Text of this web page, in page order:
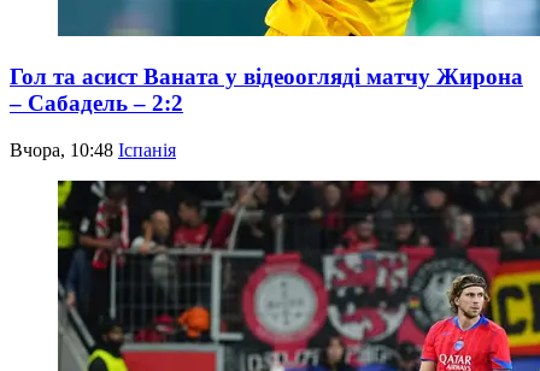
Гол та асист Ваната у відеоогляді матчу Жирона
– Сабадель – 2:2
Вчора, 10:48 Іспанія